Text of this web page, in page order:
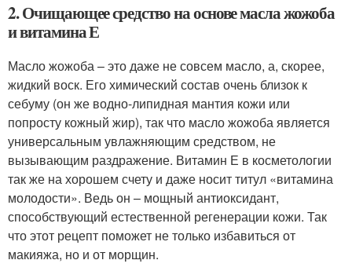
2. Очищающее средство на основе масла жожоба
и витамина Е
Масло жожоба – это даже не совсем масло, а, скорее,
жидкий воск. Его химический состав очень близок к
себуму (он же водно-липидная мантия кожи или
попросту кожный жир), так что масло жожоба является
универсальным увлажняющим средством, не
вызывающим раздражение. Витамин Е в косметологии
так же на хорошем счету и даже носит титул «витамина
молодости». Ведь он – мощный антиоксидант,
способствующий естественной регенерации кожи. Так
что этот рецепт поможет не только избавиться от
макияжа, но и от морщин.